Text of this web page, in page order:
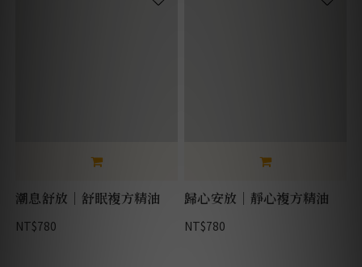
潮息舒放｜舒眠複方精油
NT$780
歸心安放｜靜心複方精油
NT$780